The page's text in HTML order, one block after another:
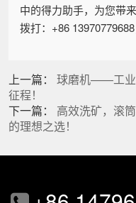
中的得力助手，为您带
拨打：+86
上一篇： 球磨机——工业
征程！
下一篇： 高效洗矿，滚
的理想之选！